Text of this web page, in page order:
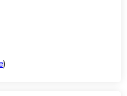
)